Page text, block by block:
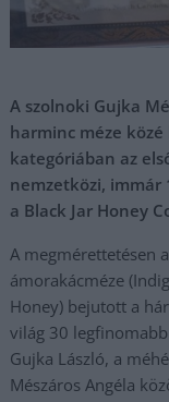
A szolnoki Gujka
harminc méze
kategóriában az
nemzetközi,
a Black Jar Honey
A megmérettetésen
ámorakácméze
Honey) bejutott a
világ 30
Gujka László, a
Mészáros Angéla